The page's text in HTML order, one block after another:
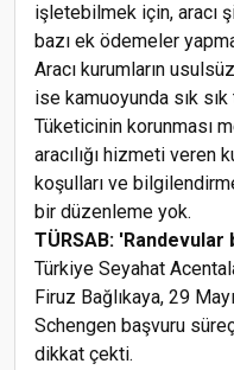
işletebilmek için, aracı
bazı ek ödemeler
Aracı kurumların
ise kamuoyunda sık sık
Tüketicinin korunması
aracılığı hizmeti veren
koşulları ve
bir düzenleme yok.
TÜRSAB:
Türkiye Seyahat
Firuz Bağlıkaya, 29
Schengen başvuru
dikkat çekti.